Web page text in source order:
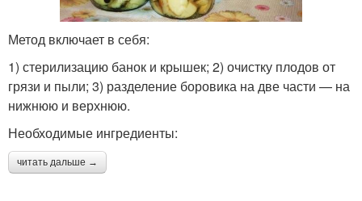
Метод включает в себя:
1) стерилизацию банок и крышек; 2) очистку плодов от
грязи и пыли; 3) разделение боровика на две части — на
нижнюю и верхнюю.
Необходимые ингредиенты:
читать дальше →